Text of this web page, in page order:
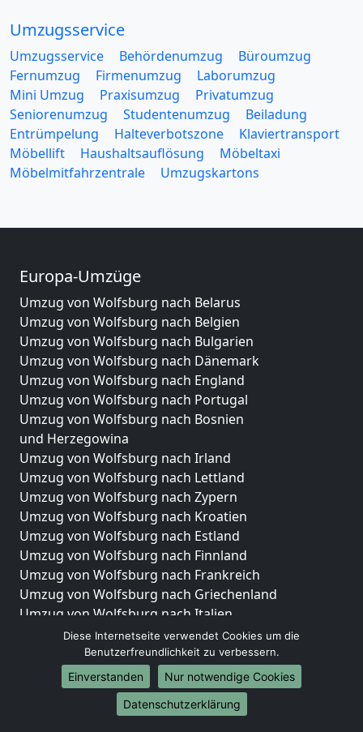
Umzugsservice
Umzugsservice Behördenumzug
Büroumzug
Fernumzug
Firmenumzug
Laborumzug
Mini Umzug
Praxisumzug
Privatumzug
Seniorenumzug
Studentenumzug
Beiladung
Entrümpelung
Halteverbotszone
Klaviertransport
Möbellift
Haushaltsauflösung
Möbeltaxi
Möbelmitfahrzentrale
Umzugskartons
Europa-Umzüge
Umzug von Wolfsburg nach Belarus
Umzug von Wolfsburg nach Belgien
Umzug von Wolfsburg nach Bulgarien
Umzug von Wolfsburg nach Dänemark
Umzug von Wolfsburg nach England
Umzug von Wolfsburg nach Portugal
Umzug von Wolfsburg nach Bosnien
und Herzegowina
Umzug von Wolfsburg nach Irland
Umzug von Wolfsburg nach Lettland
Umzug von Wolfsburg nach Zypern
Umzug von Wolfsburg nach Kroatien
Umzug von Wolfsburg nach Estland
Umzug von Wolfsburg nach Finnland
Umzug von Wolfsburg nach Frankreich
Umzug von Wolfsburg nach Griechenland
Umzug von Wolfsburg nach Italien
Umzug von Wolfsburg nach Liechtenstein
Umzug von Wolfsburg nach Luxemburg
Umzug von Wolfsburg nach Niederlande
Umzug von Wolfsburg nach Norwegen
Umzüge-Deutschlandweit
Diese Internetseite verwendet Cookies um die
Benutzerfreundlichkeit zu verbessern.
Einverstanden
Nur notwendige Cookies
Datenschutzerklärung